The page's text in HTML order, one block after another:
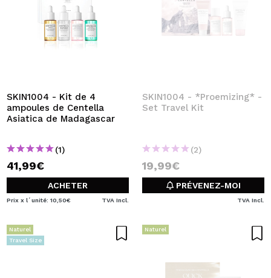
SKIN1004 - Kit de 4
ampoules de Centella
Asiatica de Madagascar
(1)
41,99€
ACHETER
Prix x l´unité: 10,50€ TVA Incl.
SKIN1004 - *Proemizing* -
Set Travel Kit
(2)
19,99€
PRÉVENEZ-MOI
TVA Incl.
Naturel
Travel Size
Naturel